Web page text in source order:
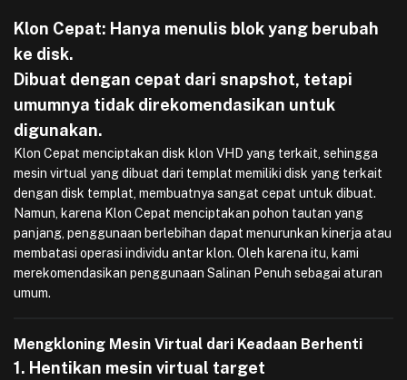
Klon Cepat: Hanya menulis blok yang berubah
ke disk.
Dibuat dengan cepat dari snapshot, tetapi
umumnya tidak direkomendasikan untuk
digunakan.
Klon Cepat menciptakan disk klon VHD yang terkait, sehingga
mesin virtual yang dibuat dari templat memiliki disk yang terkait
dengan disk templat, membuatnya sangat cepat untuk dibuat.
Namun, karena Klon Cepat menciptakan pohon tautan yang
panjang, penggunaan berlebihan dapat menurunkan kinerja atau
membatasi operasi individu antar klon. Oleh karena itu, kami
merekomendasikan penggunaan Salinan Penuh sebagai aturan
umum.
Mengkloning Mesin Virtual dari Keadaan Berhenti
1. Hentikan mesin virtual target